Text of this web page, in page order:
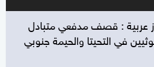
عربية : قصف مدفعي متبادل
في التحيتا والحيمة جنوبي